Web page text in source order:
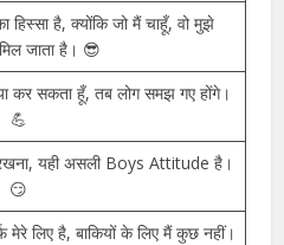
है, मैं तब तक अपनी मंज़िल से एक कदम
जाता हूँ। 🔥
में सबसे बड़ा इंसान बनता है। 💥
पहचान बनानी चाहिए। 👑
हिस्सा है, क्योंकि जो मैं चाहूँ, वो मुझे
जाता है। 😎